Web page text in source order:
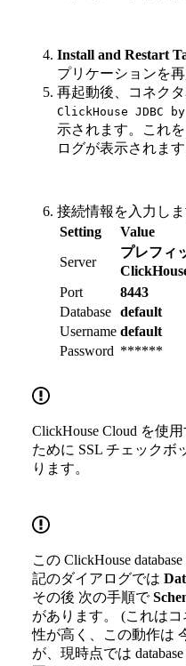
Install and Restart
プリケーションを再
再起動後、コネク
ClickHouse JDBC
示されます。これ
ログが表示されます
接続情報を入力しま
Setting
Value
Server
プレフィ
Port
8443
Database default
Username default
Password ******
ClickHouse Cloud を使
ために SSL チェックボ
ります。
この ClickHouse
記のダイアログでは
その後 次の手順で
があります。 (これは
性が高く、この動作は
が、現時点では